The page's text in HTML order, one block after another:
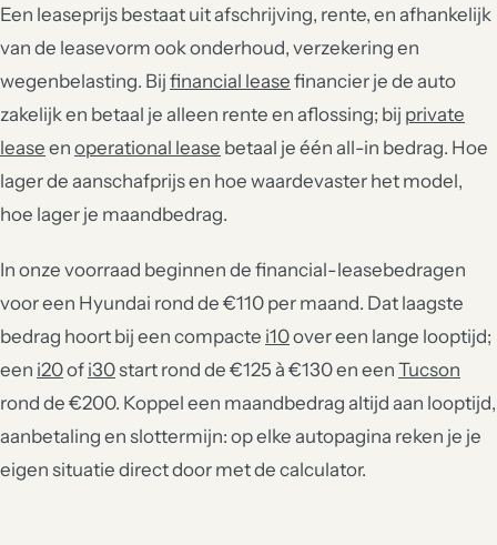
Een leaseprijs bestaat uit afschrijving, rente, en afhankelijk
van de leasevorm ook onderhoud, verzekering en
wegenbelasting. Bij financial lease financier je de auto
zakelijk en betaal je alleen rente en aflossing; bij private
lease en operational lease betaal je één all-in bedrag. Hoe
lager de aanschafprijs en hoe waardevaster het model,
hoe lager je maandbedrag.
In onze voorraad beginnen de financial-leasebedragen
voor een Hyundai rond de €110 per maand. Dat laagste
bedrag hoort bij een compacte i10over een lange looptijd;
een i20of i30start rond de €125 à €130 en een Tucson
rond de €200. Koppel een maandbedrag altijd aan looptijd,
aanbetaling en slottermijn: op elke autopagina reken je je
eigen situatie direct door met de calculator.